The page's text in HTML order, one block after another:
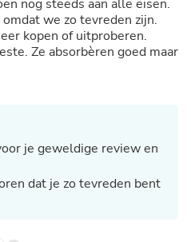
nog steeds aan alle eisen.
we zo tevreden zijn.
kopen of uitproberen.
Ze absorbèren goed maar
je geweldige review en
dat je zo tevreden bent